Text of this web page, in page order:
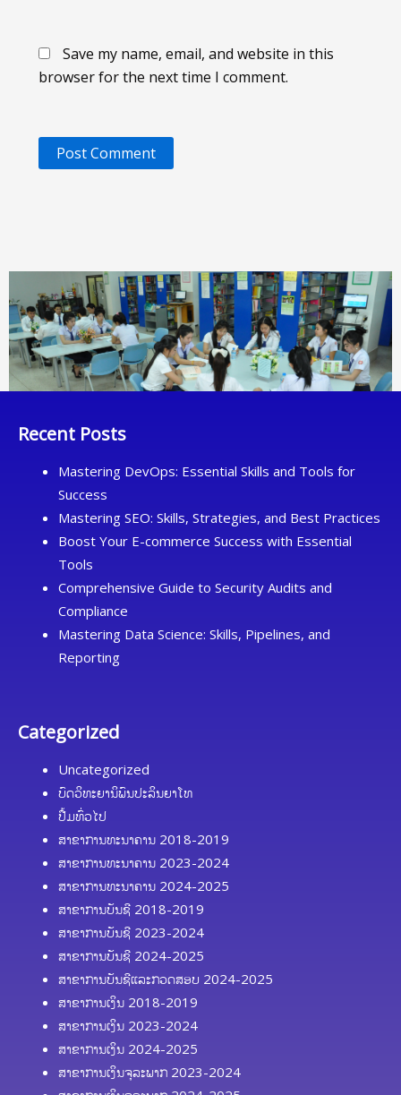
Save my name, email, and website in this
browser for the next time I comment.
Recent Posts
Mastering DevOps: Essential Skills and Tools for
Success
Mastering SEO: Skills, Strategies, and Best Practices
Boost Your E-commerce Success with Essential
Tools
Comprehensive Guide to Security Audits and
Compliance
Mastering Data Science: Skills, Pipelines, and
Reporting
Categorized
Uncategorized
ບົດວິທະຍານິພົນປະລິນຍາໂທ
ປື້ມທົ່ວໄປ
ສາຂາການທະນາຄານ 2018-2019
ສາຂາການທະນາຄານ 2023-2024
ສາຂາການທະນາຄານ 2024-2025
ສາຂາການບັນຊີ 2018-2019
ສາຂາການບັນຊີ 2023-2024
ສາຂາການບັນຊີ 2024-2025
ສາຂາການບັນຊີແລະກວດສອບ 2024-2025
ສາຂາການເງິນ 2018-2019
ສາຂາການເງິນ 2023-2024
ສາຂາການເງິນ 2024-2025
ສາຂາການເງິນຈຸລະພາກ 2023-2024